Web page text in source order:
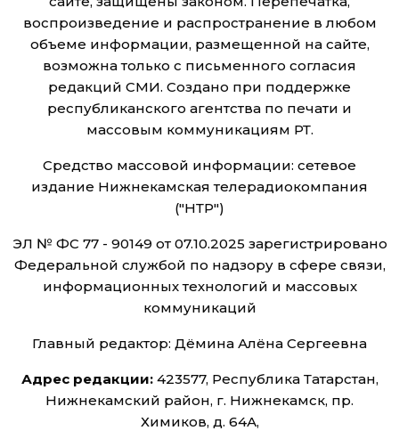
воспроизведение и распространение в любом
объеме информации, размещенной на сайте,
возможна только с письменного согласия
редакций СМИ. Создано при поддержке
республиканского агентства по печати и
массовым коммуникациям РТ.
Средство массовой информации: сетевое
издание Нижнекамская телерадиокомпания
("НТР")
ЭЛ № ФС 77 - 90149 от 07.10.2025 зарегистрировано
Федеральной службой по надзору в сфере связи,
информационных технологий и массовых
коммуникаций
Главный редактор: Дёмина Алёна Сергеевна
Адрес редакции:423577, Республика Татарстан,
Нижнекамский район, г. Нижнекамск, пр.
Химиков, д. 64А,